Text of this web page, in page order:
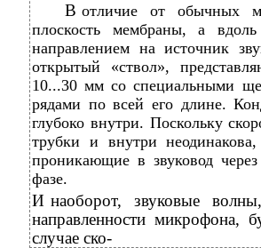
В отличие от обычных
плоскость мембраны, а
направлением на источник
открытый «ствол»,
10...30 мм со специальными
рядами по всей его длине.
глубоко внутри. Поскольку
трубки и внутри
проникающие в звуковод
фазе.
И наоборот, звуковые
направленности микрофона,
случае ско-